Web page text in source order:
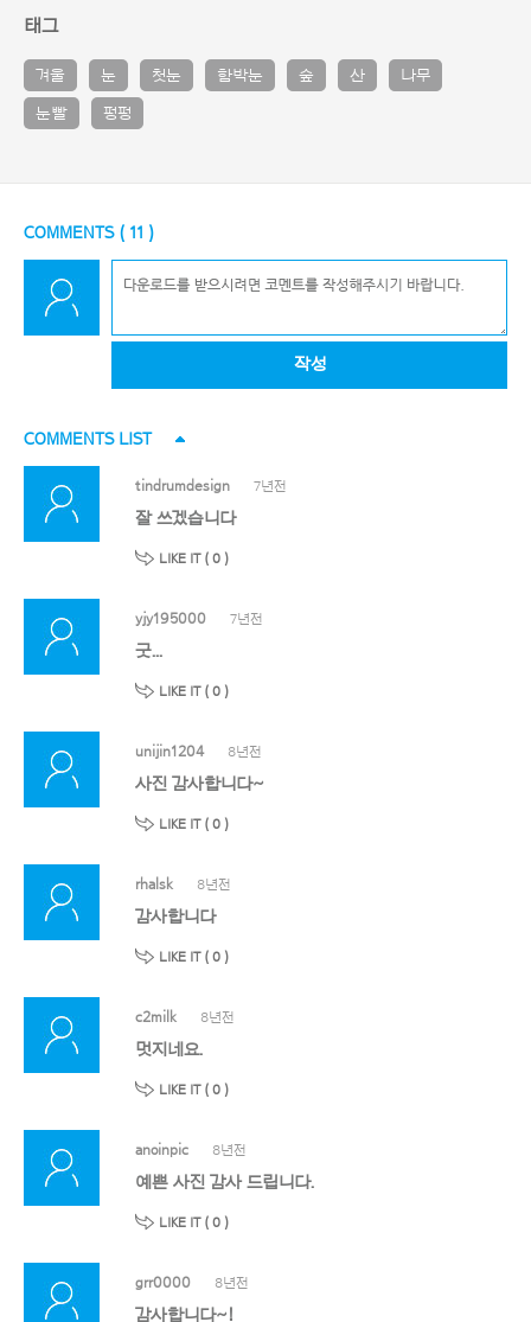
태그
겨울 눈 첫눈 함박눈 숲 산 나무
눈빨 펑펑
COMMENTS ( 11 )
작성
COMMENTS LIST
tindrumdesign 7년전
잘 쓰겠습니다
LIKE IT ( 0 )
yjy195000 7년전
굿...
LIKE IT ( 0 )
unijin1204 8년전
사진 감사합니다~
LIKE IT ( 0 )
rhalsk 8년전
감사합니다
LIKE IT ( 0 )
c2milk 8년전
멋지네요.
LIKE IT ( 0 )
anoinpic 8년전
예쁜 사진 감사 드립니다.
LIKE IT ( 0 )
grr0000 8년전
감사합니다~!